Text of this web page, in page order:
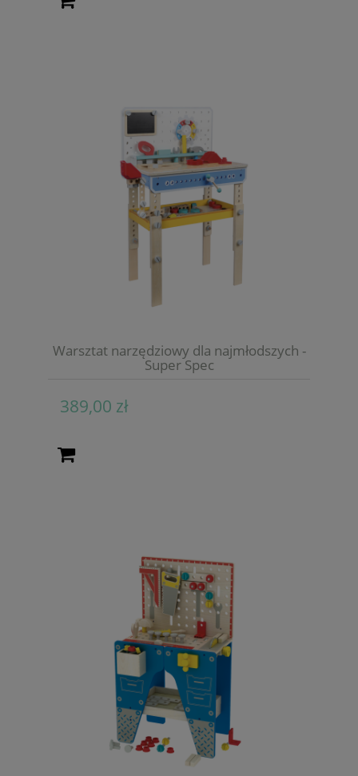
Warsztat narzędziowy dla najmłodszych -
Super Spec
389,00 zł